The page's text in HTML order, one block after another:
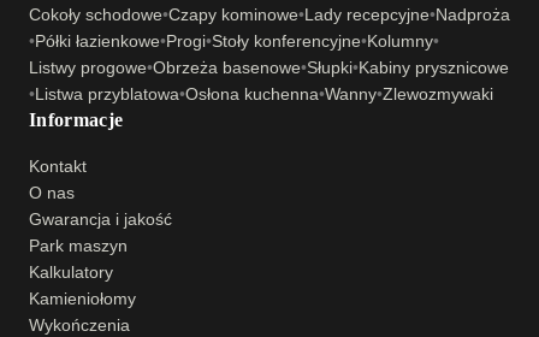
Cokoły schodowe•Czapy kominowe•Lady recepcyjne•Nadproża
•Półki łazienkowe•Progi•Stoły konferencyjne•Kolumny•
Listwy progowe•Obrzeża basenowe•Słupki•Kabiny prysznicowe
•Listwa przyblatowa•Osłona kuchenna•Wanny•Zlewozmywaki
Informacje
Kontakt
O nas
Gwarancja i jakość
Park maszyn
Kalkulatory
Kamieniołomy
Wykończenia